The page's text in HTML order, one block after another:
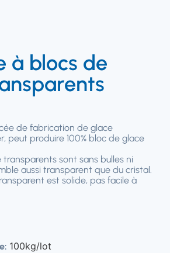
à blocs de
de fabrication de glace
peut produire 100% bloc de glace
transparents sont sans bulles ni
aussi transparent que du cristal.
est solide, pas facile à
100kg/lot